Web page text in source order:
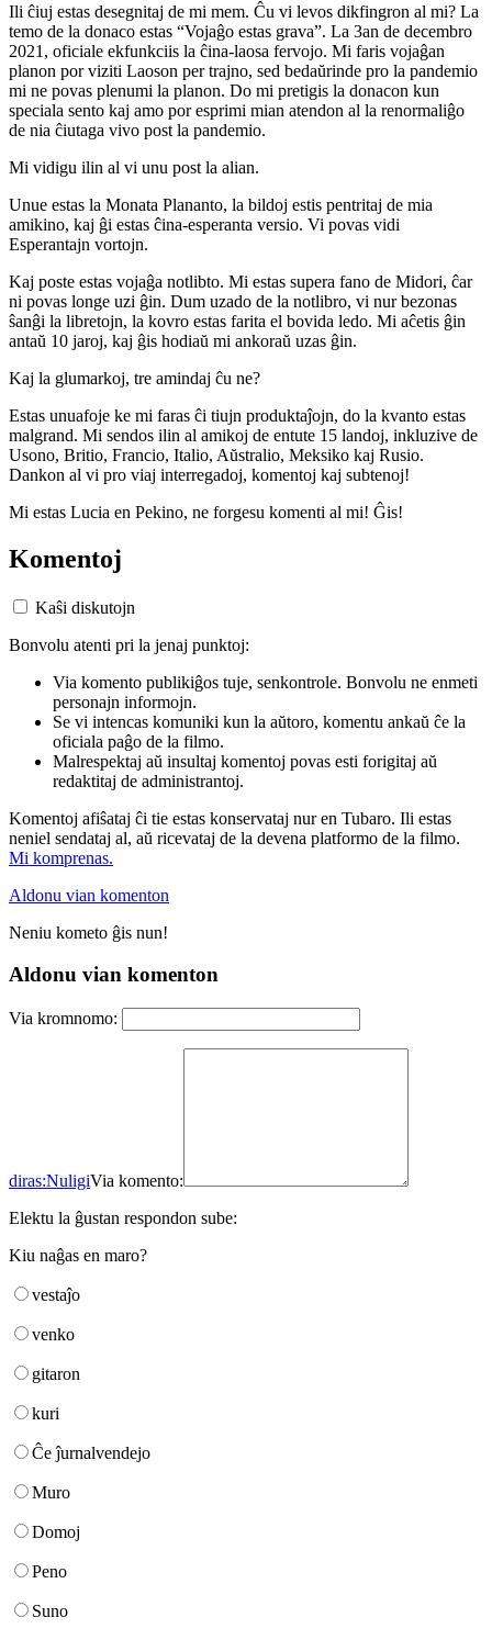
Ili ĉiuj estas desegnitaj de mi mem. Ĉu vi levos dikfingron al mi? La
temo de la donaco estas “Vojaĝo estas grava”. La 3an de decembro
2021, oficiale ekfunkciis la ĉina-laosa fervojo. Mi faris vojaĝan
planon por viziti Laoson per trajno, sed bedaŭrinde pro la pandemio
mi ne povas plenumi la planon. Do mi pretigis la donacon kun
speciala sento kaj amo por esprimi mian atendon al la renormaliĝo
de nia ĉiutaga vivo post la pandemio.
Mi vidigu ilin al vi unu post la alian.
Unue estas la Monata Plananto, la bildoj estis pentritaj de mia
amikino, kaj ĝi estas ĉina-esperanta versio. Vi povas vidi
Esperantajn vortojn.
Kaj poste estas vojaĝa notlibto. Mi estas supera fano de Midori, ĉar
ni povas longe uzi ĝin. Dum uzado de la notlibro, vi nur bezonas
ŝanĝi la libretojn, la kovro estas farita el bovida ledo. Mi aĉetis ĝin
antaŭ 10 jaroj, kaj ĝis hodiaŭ mi ankoraŭ uzas ĝin.
Kaj la glumarkoj, tre amindaj ĉu ne?
Estas unuafoje ke mi faras ĉi tiujn produktaĵojn, do la kvanto estas
malgrand. Mi sendos ilin al amikoj de entute 15 landoj, inkluzive de
Usono, Britio, Francio, Italio, Aŭstralio, Meksiko kaj Rusio.
Dankon al vi pro viaj interregadoj, komentoj kaj subtenoj!
Mi estas Lucia en Pekino, ne forgesu komenti al mi! Ĝis!
Komentoj
Kaŝi diskutojn
Bonvolu atenti pri la jenaj punktoj:
Via komento publikiĝos tuje, senkontrole. Bonvolu ne enmeti
personajn informojn.
Se vi intencas komuniki kun la aŭtoro, komentu ankaŭ ĉe la
oficiala paĝo de la filmo.
Malrespektaj aŭ insultaj komentoj povas esti forigitaj aŭ
redaktitaj de administrantoj.
Komentoj afiŝataj ĉi tie estas konservataj nur en Tubaro. Ili estas
neniel sendataj al, aŭ ricevataj de la devena platformo de la filmo.
Mi komprenas.
Aldonu vian komenton
Neniu kometo ĝis nun!
Aldonu vian komenton
Via kromnomo:
diras:NuligiVia komento:
Elektu la ĝustan respondon sube:
Kiu naĝas en maro?
vestaĵo
venko
gitaron
kuri
Ĉe ĵurnalvendejo
Muro
Domoj
Peno
Suno